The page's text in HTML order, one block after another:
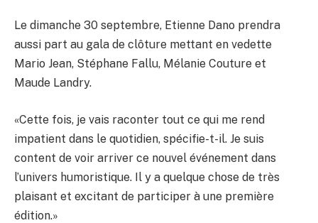
Le dimanche 30 septembre, Etienne Dano prendra
aussi part au gala de clôture mettant en vedette
Mario Jean, Stéphane Fallu, Mélanie Couture et
Maude Landry.
«Cette fois, je vais raconter tout ce qui me rend
impatient dans le quotidien, spécifie-t-il. Je suis
content de voir arriver ce nouvel événement dans
l’univers humoristique. Il y a quelque chose de très
plaisant et excitant de participer à une première
édition.»